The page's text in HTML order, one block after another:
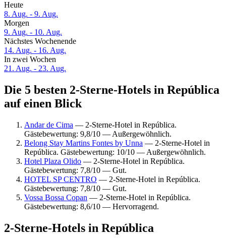
Heute
8. Aug. - 9. Aug.
Morgen
9. Aug. - 10. Aug.
Nächstes Wochenende
14. Aug. - 16. Aug.
In zwei Wochen
21. Aug. - 23. Aug.
Die 5 besten 2-Sterne-Hotels in República
auf einen Blick
Andar de Cima — 2-Sterne-Hotel in República.
Gästebewertung: 9,8/10 — Außergewöhnlich.
Belong Stay Martins Fontes by Unna — 2-Sterne-Hotel in
República. Gästebewertung: 10/10 — Außergewöhnlich.
Hotel Plaza Olido — 2-Sterne-Hotel in República.
Gästebewertung: 7,8/10 — Gut.
HOTEL SP CENTRO — 2-Sterne-Hotel in República.
Gästebewertung: 7,8/10 — Gut.
Vossa Bossa Copan — 2-Sterne-Hotel in República.
Gästebewertung: 8,6/10 — Hervorragend.
2-Sterne-Hotels in República